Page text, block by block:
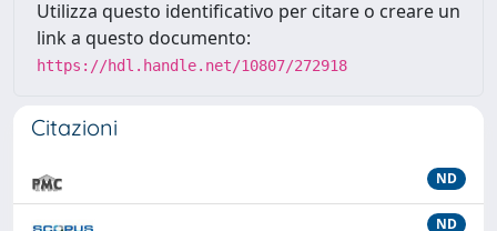
Utilizza questo identificativo per citare o creare un
link a questo documento:
https://hdl.handle.net/10807/272918
Citazioni
ND
ND